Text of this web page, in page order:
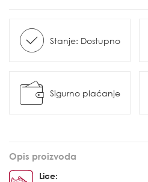
Stanje: Dostupno
Sigurno plaćanje
Opis proizvoda
Lice: